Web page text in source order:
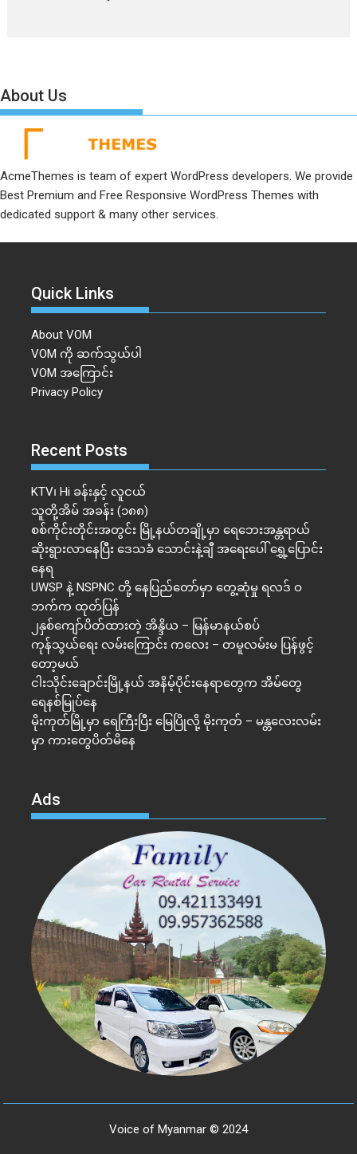
About Us
AcmeThemes is team of expert WordPress developers. We provide
Best Premium and Free Responsive WordPress Themes with
dedicated support & many other services.
Quick Links
About VOM
VOM ကို ဆက်သွယ်ပါ
VOM အကြောင်း
Privacy Policy
Recent Posts
KTV၊ Hi ခန်းနှင့် လူငယ်
သူတို့အိမ် အခန်း (၁၈၈)
စစ်ကိုင်းတိုင်းအတွင်း မြို့နယ်တချို့မှာ ရေဘေးအန္တရာယ်
ဆိုးရွားလာနေပြီး ဒေသခံ သောင်းနဲ့ချီ အရေးပေါ် ရွှေ့ပြောင်း
နေရ
UWSP နဲ့ NSPNC တို့ နေပြည်တော်မှာ တွေ့ဆုံမှု ရလဒ် ဝ
ဘက်က ထုတ်ပြန်
၂နှစ်​ကျော်ပိတ်ထားတဲ့ အိန္ဒိယ – မြန်မာနယ်စပ်
ကုန်သွယ်ရေး လမ်းကြောင်း ကလေး – တမူလမ်းမ ပြန်ဖွင့်
တော့မယ်
ငါးသိုင်းချောင်းမြို့နယ် အနိမ့်ပိုင်းနေရာတွေက အိမ်​တွေ
ရေနစ်မြုပ်နေ
မိုးကုတ်မြို့မှာ ရေကြီးပြီး မြေပြိုလို့ မိုးကုတ် – မန္တလေးလမ်း
မှာ ကားတွေပိတ်မိနေ
Ads
Voice of Myanmar © 2024